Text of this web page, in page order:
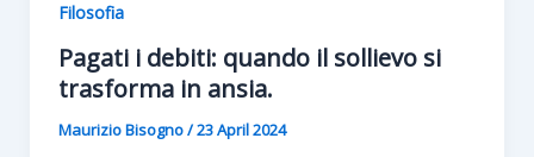
Filosofia
Pagati i debiti: quando il sollievo si
trasforma in ansia.
Maurizio Bisogno/23 April 2024